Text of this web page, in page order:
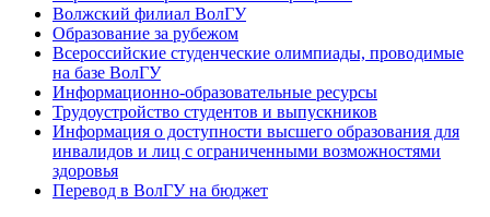
Волжский филиал ВолГУ
Образование за рубежом
Всероссийские студенческие олимпиады, проводимые
на базе ВолГУ
Информационно-образовательные ресурсы
Трудоустройство студентов и выпускников
Информация о доступности высшего образования для
инвалидов и лиц с ограниченными возможностями
здоровья
Перевод в ВолГУ на бюджет